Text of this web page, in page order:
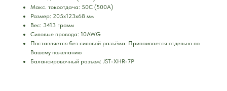
Макс. токоотдача: 50C (500А)
Размер: 205х123х68 мм
Вес: 3413 грамм
Силовые провода: 10AWG
Поставляется без силовой разъёма. Припаивается отдельно по
Вашему пожеланию
Балансировочный разъем: JST-XHR-7P